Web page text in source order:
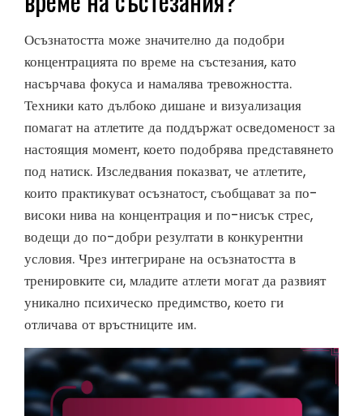
Осъзнатостта може значително да подобри
концентрацията по време на състезания, като
насърчава фокуса и намалява тревожността.
Техники като дълбоко дишане и визуализация
помагат на атлетите да поддържат осведоменост за
настоящия момент, което подобрява представянето
под натиск. Изследвания показват, че атлетите,
които практикуват осъзнатост, съобщават за по-
високи нива на концентрация и по-нисък стрес,
водещи до по-добри резултати в конкурентни
условия. Чрез интегриране на осъзнатостта в
тренировките си, младите атлети могат да развият
уникално психическо предимство, което ги
отличава от връстниците им.